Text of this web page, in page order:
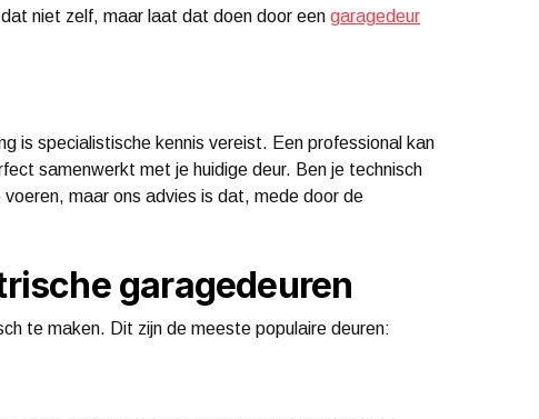
niet zelf, maar laat dat doen door een garagedeur
is specialistische kennis vereist. Een professional kan
samenwerkt met je huidige deur. Ben je technisch
maar ons advies is dat, mede door de
garagedeuren
te maken. Dit zijn de meeste populaire deuren: